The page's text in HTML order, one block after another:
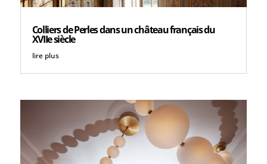
Colliers de Perles dans un château français du
XVIIe siècle
lire plus